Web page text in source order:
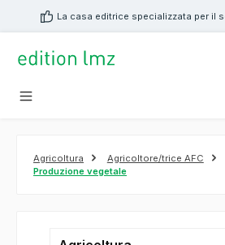
principaleLa casa editrice specializzata per il
Agricoltura Agricoltore/trice AFC
Produzione vegetale